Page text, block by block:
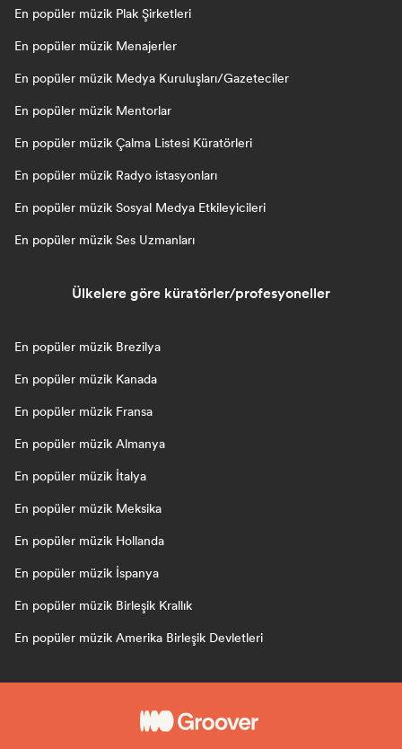
En popüler müzik Plak Şirketleri
En popüler müzik Menajerler
En popüler müzik Medya Kuruluşları/Gazeteciler
En popüler müzik Mentorlar
En popüler müzik Çalma Listesi Küratörleri
En popüler müzik Radyo istasyonları
En popüler müzik Sosyal Medya Etkileyicileri
En popüler müzik Ses Uzmanları
Ülkelere göre küratörler/profesyoneller
En popüler müzik Brezilya
En popüler müzik Kanada
En popüler müzik Fransa
En popüler müzik Almanya
En popüler müzik İtalya
En popüler müzik Meksika
En popüler müzik Hollanda
En popüler müzik İspanya
En popüler müzik Birleşik Krallık
En popüler müzik Amerika Birleşik Devletleri